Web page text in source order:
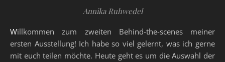
Annika Ruhwedel
Willkommen zum zweiten Behind-the-scenes meiner
ersten Ausstellung! Ich habe so viel gelernt, was ich gerne
mit euch teilen möchte. Heute geht es um die Auswahl der